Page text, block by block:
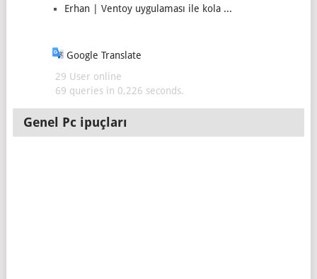
Erhan | Ventoy uygulaması ile kola ...
Google Translate
29 User online
69 queries in 0,226 seconds.
Genel Pc ipuçları